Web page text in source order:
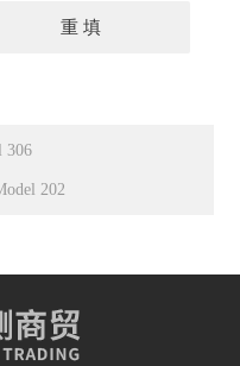
306
202